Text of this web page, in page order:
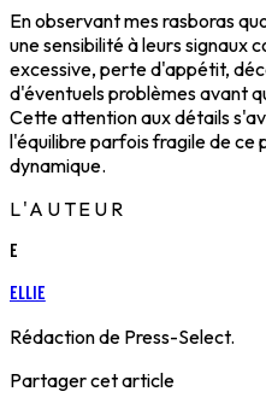
En observant mes rasboras
une sensibilité à leurs
excessive, perte d'appétit,
d'éventuels problèmes avant
Cette attention aux détails
l'équilibre parfois fragile de
dynamique.
L'AUTEUR
E
Ellie
Rédaction de Press-Select.
Partager cet article